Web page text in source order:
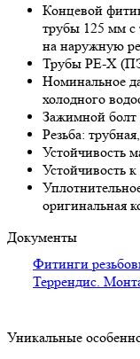
Концевой
трубы 125 мм с
на наружную
Трубы PE-X
Номинальное
холодного
Зажимной болт
Резьба:
Устойчивость
Устойчивость
оригинальная
Документы
Фитинги
Террендис.
Уникальные